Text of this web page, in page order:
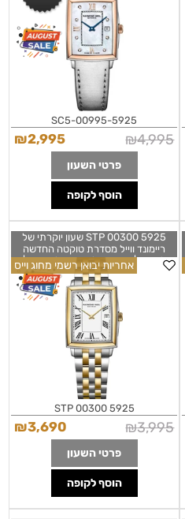
Quartz Watch | 5925-SC5-00995
5925-SC5-00995
₪4,995
₪2,995
פרטי השעון
הוסף לקופה
5925 STP 00300 שעון יוקרתי של
ריימונד ווייל מסדרת טוקטה החדשה
לאישה | דגם משולב זהב בלוח רומי |
Raymond Weil Toccata Quartz
Watch | 5925-STP-00300
אחריות יבואן רשמי מחוג וייס
5925 STP 00300
₪3,995
₪3,690
פרטי השעון
הוסף לקופה